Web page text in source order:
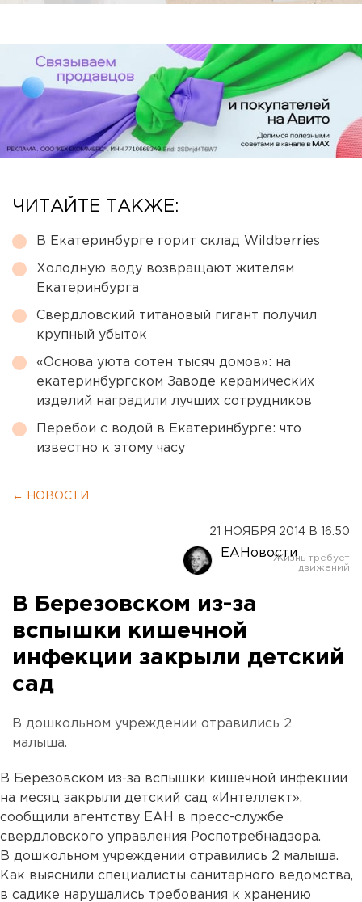
ЧИТАЙТЕ ТАКЖЕ:
В Екатеринбурге горит склад Wildberries
Холодную воду возвращают жителям
Екатеринбурга
Свердловский титановый гигант получил
крупный убыток
«Основа уюта сотен тысяч домов»: на
екатеринбургском Заводе керамических
изделий наградили лучших сотрудников
Перебои с водой в Екатеринбурге: что
известно к этому часу
← НОВОСТИ
21 НОЯБРЯ 2014 В 16:50
ЕАНовости
В Березовском из-за
вспышки кишечной
инфекции закрыли детский
сад
В дошкольном учреждении отравились 2
малыша.
В Березовском из-за вспышки кишечной инфекции
на месяц закрыли детский сад «Интеллект»,
сообщили агентству ЕАН в пресс-службе
свердловского управления Роспотребнадзора.
В дошкольном учреждении отравились 2 малыша.
Как выяснили специалисты санитарного ведомства,
в садике нарушались требования к хранению